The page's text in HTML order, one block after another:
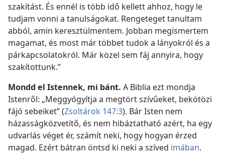
szakítást. És ennél is több idő kellett ahhoz, hogy le
tudjam vonni a tanulságokat. Rengeteget tanultam
abból, amin keresztülmentem. Jobban megismertem
magamat, és most már többet tudok a lányokról és a
párkapcsolatokról. Már közel sem fáj annyira, hogy
szakítottunk.”
Mondd el Istennek, mi bánt. A Biblia ezt mondja
Istenről: „Meggyógyítja a megtört szívűeket, bekötözi
fájó sebeiket” (Zsoltárok 147:3). Bár Isten nem
házasságközvetítő, és nem hibáztatható azért, ha egy
udvarlás véget ér, számít neki, hogy hogyan érzed
magad. Ezért bátran öntsd ki neki a szíved imában.